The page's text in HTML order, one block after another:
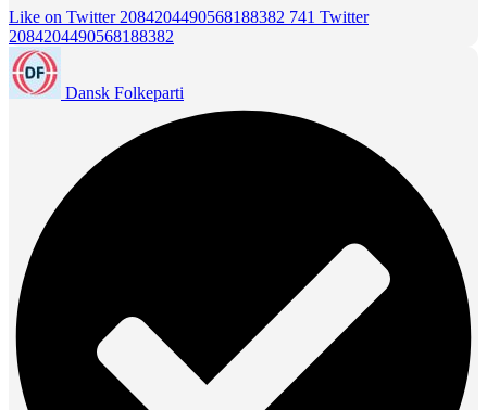
Like on Twitter 2084204490568188382 741 Twitter
2084204490568188382
Dansk Folkeparti